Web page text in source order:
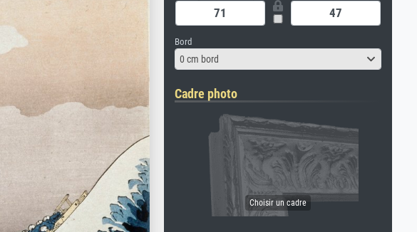
Bord
0 cm bord
Cadre photo